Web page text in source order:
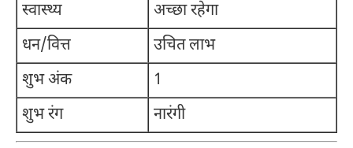
स्वास्थ्य
अच्छा रहेगा
धन/वित्त
उचित लाभ
शुभ अंक
1
शुभ रंग
नारंगी